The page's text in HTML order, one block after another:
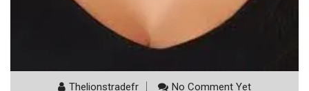
Thelionstradefr No Comment Yet